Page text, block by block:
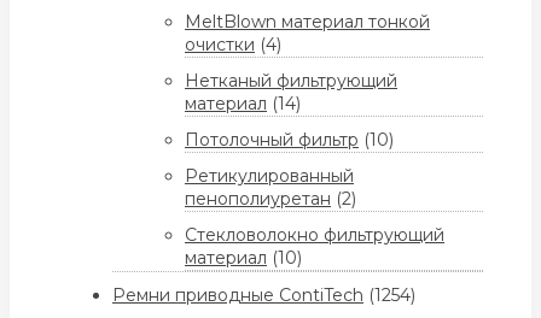
MeltBlown материал тонкой
очистки (4)
Нетканый фильтрующий
материал (14)
Потолочный фильтр (10)
Ретикулированный
пенополиуретан (2)
Стекловолокно фильтрующий
материал (10)
Ремни приводные ContiTech (1254)